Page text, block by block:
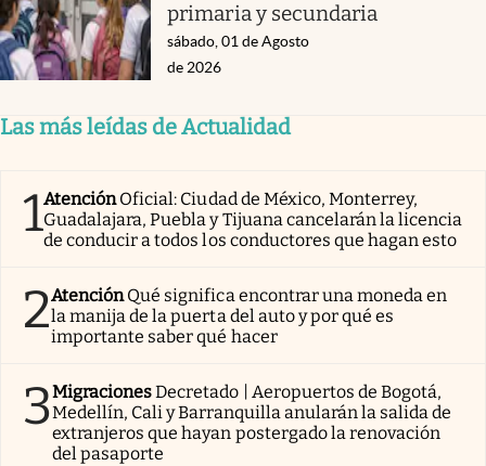
primaria y secundaria
sábado, 01 de Agosto
de 2026
Las más leídas de Actualidad
1AtenciónOficial: Ciudad de México, Monterrey,
Guadalajara, Puebla y Tijuana cancelarán la licencia
de conducir a todos los conductores que hagan esto
2AtenciónQué significa encontrar una moneda en
la manija de la puerta del auto y por qué es
importante saber qué hacer
3MigracionesDecretado | Aeropuertos de Bogotá,
Medellín, Cali y Barranquilla anularán la salida de
extranjeros que hayan postergado la renovación
del pasaporte